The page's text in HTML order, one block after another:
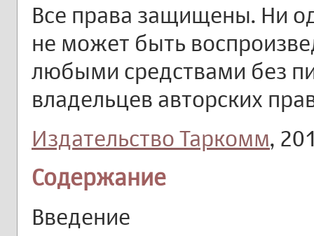
Все права защищены. Ни
не может быть
любыми средствами без
владельцев авторских
Издательство Таркомм,
Содержание
Введение